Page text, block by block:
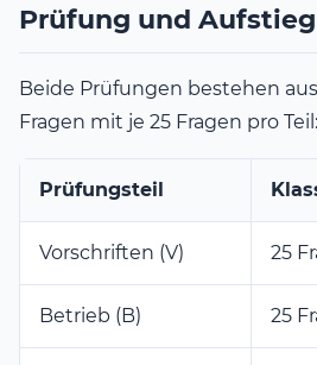
Prüfung und Aufstieg
Beide Prüfungen bestehen
Fragen mit je 25 Fragen pro Teil:
Prüfungsteil
Vorschriften (V) 25
Betrieb (B) 25